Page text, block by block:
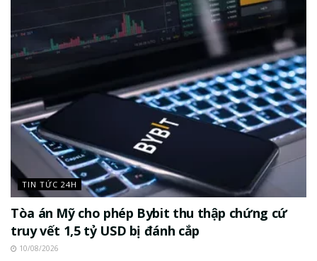
TIN TỨC 24H
Tòa án Mỹ cho phép Bybit thu thập chứng cứ
truy vết 1,5 tỷ USD bị đánh cắp
10/08/2026